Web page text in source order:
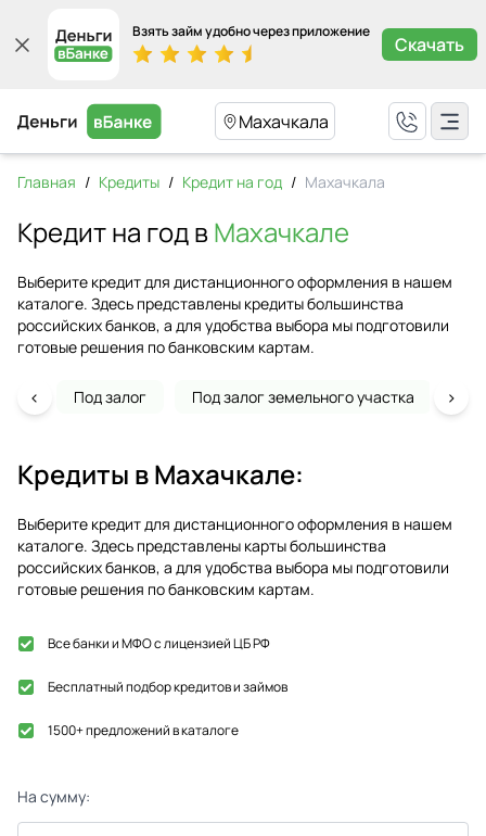
Взять займ удобно через приложение
Скачать
Махачкала
Главная / Кредиты / Кредит на год / Махачкала
Кредит на год вМахачкале
Выберите кредит для дистанционного оформления в нашем
каталоге. Здесь представлены кредиты большинства
российских банков, а для удобства выбора мы подготовили
готовые решения по банковским картам.
Под залог Под залог земельного участка
‹ ›
Кредиты вМахачкале:
Выберите кредит для дистанционного оформления в нашем
каталоге. Здесь представлены карты большинства
российских банков, а для удобства выбора мы подготовили
готовые решения по банковским картам.
Все банки и МФО с лицензией ЦБ РФ
Бесплатный подбор кредитов и займов
1500+ предложений в каталоге
На сумму: